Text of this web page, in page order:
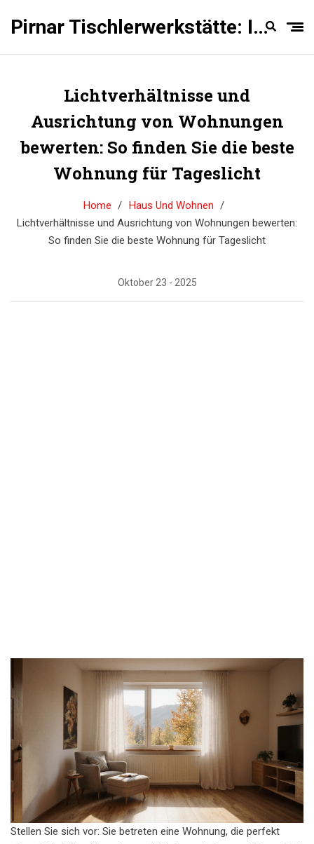
Pirnar Tischlerwerkstätte: Innentüren Experten
Lichtverhältnisse und
Ausrichtung von Wohnungen
bewerten: So finden Sie die beste
Wohnung für Tageslicht
Home
Haus Und Wohnen
Lichtverhältnisse und Ausrichtung von Wohnungen bewerten:
So finden Sie die beste Wohnung für Tageslicht
Oktober 23 - 2025
Stellen Sie sich vor: Sie betreten eine Wohnung, die perfekt